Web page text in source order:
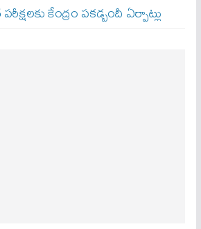
కేంద్రం పకడ్బందీ ఏర్పాట్లు